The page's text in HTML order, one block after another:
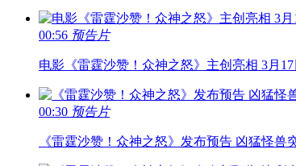
00:56 预告片
电影《雷霆沙赞！众神之怒》主创亮相 3月
00:30 预告片
《雷霆沙赞！众神之怒》发布预告 凶猛怪兽